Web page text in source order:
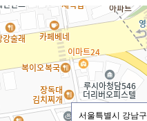
서울특별시 강남